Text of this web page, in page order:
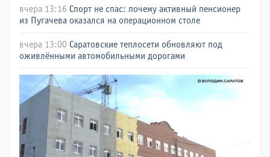
вчера 13:16 Спорт не спас: почему активный пенсионер
из Пугачева оказался на операционном столе
вчера 13:00 Саратовские теплосети обновляют под
оживлёнными автомобильными дорогами